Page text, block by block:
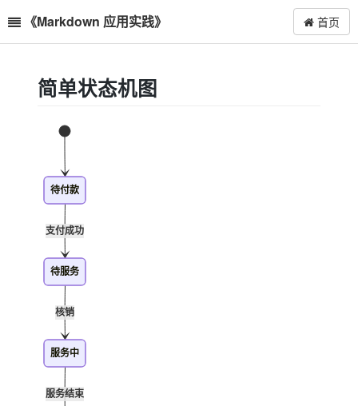
《Markdown 应用实践》 首页
简单状态机图
支付成功
核销
服务结束
待付款
待服务
服务中